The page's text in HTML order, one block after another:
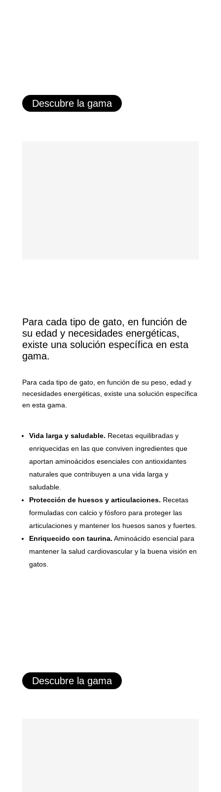
Descubre la gama
Para cada tipo de gato, en función de
su edad y necesidades energéticas,
existe una solución específica en esta
gama.
Para cada tipo de gato, en función de su peso, edad y
necesidades energéticas, existe una solución específica
en esta gama.
Vida larga y saludable. Recetas equilibradas y
enriquecidas en las que conviven ingredientes que
aportan aminoácidos esenciales con antioxidantes
naturales que contribuyen a una vida larga y
saludable.
Protección de huesos y articulaciones. Recetas
formuladas con calcio y fósforo para proteger las
articulaciones y mantener los huesos sanos y fuertes.
Enriquecido con taurina. Aminoácido esencial para
mantener la salud cardiovascular y la buena visión en
gatos.
Descubre la gama